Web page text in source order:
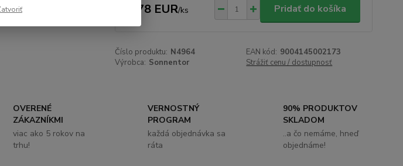
5,78 EUR/ks Pridať do košíka
Číslo produktu: N4964 EAN kód: 9004145002173
Výrobca: Sonnentor Strážiť cenu / dostupnosť
OVERENÉ
ZÁKAZNÍKMI
viac ako 5 rokov na
trhu!
VERNOSTNÝ
PROGRAM
každá objednávka sa
ráta
90% PRODUKTOV
SKLADOM
..a čo nemáme, hneď
objednáme!